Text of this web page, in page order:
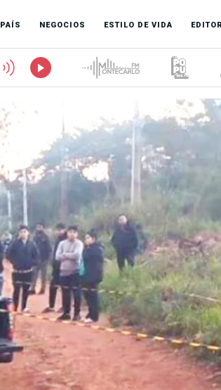
PAÍS NEGOCIOS ESTILO DE VIDA